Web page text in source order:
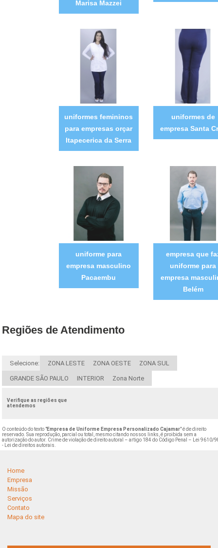
Marisa Mazzei
uniformes femininos
para empresas orçar
Itapecerica da Serra
uniformes de
empresa Santa
uniforme para
empresa masculino
Pacaembu
empresa que
uniforme para
empresa
Belém
Regiões de Atendimento
Selecione: ZONA LESTE ZONA OESTE ZONA SUL
GRANDE SÃO PAULO INTERIOR Zona Norte
Verifique as regiões que
atendemos
O conteúdo do texto "Empresa de Uniforme Empresa Personalizado Cajamar" é de direito
reservado. Sua reprodução, parcial ou total, mesmo citando nossos links, é proibida sem a
autorização do autor. Crime de violação de direito autoral – artigo 184 do Código Penal – Lei 9610/
- Lei de direitos autorais.
Home
Empresa
Missão
Serviços
Contato
Mapa do site